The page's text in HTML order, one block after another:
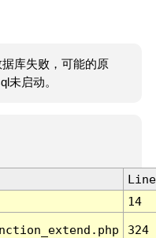
库失败，可能的原
未启动。
Line
14
324